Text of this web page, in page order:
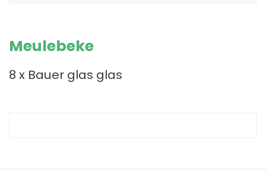
Meulebeke
8 x Bauer glas glas